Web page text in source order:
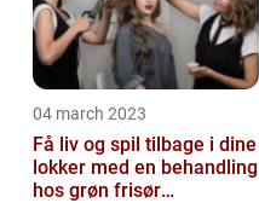
04 march 2023
Få liv og spil tilbage i dine
lokker med en behandling
hos grøn frisør